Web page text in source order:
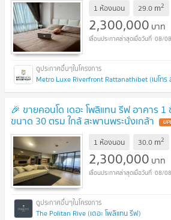
1 ห้องนอน 29.0 m2
2,300,000 บาท
08/
🎉 ขายคอนโด เดอะ โพลิแทน รีฟ อาคาร
ขนาด 30 ตรม ใกล้ สะพานพระนั่งเกล้า
1 ห้องนอน 30.0 m2
2,300,000 บาท
08/
The Politan Rive (เดอะ โพลิแทน รีฟ)